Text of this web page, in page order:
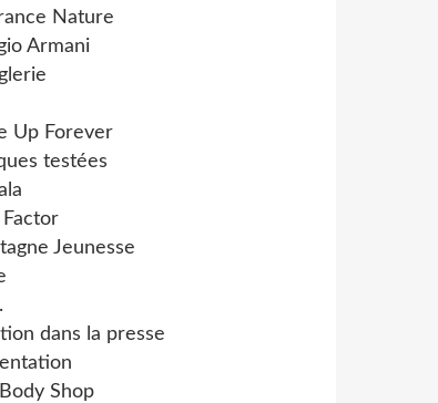
Nature
Armani
Up Forever
testées
Factor
Jeunesse
dans la presse
Shop